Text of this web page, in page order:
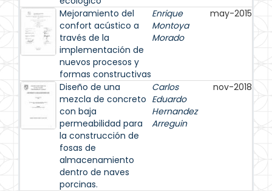
Mejoramiento del
confort acústico a
través de la
implementación de
nuevos procesos y
formas constructivas
Enrique
Montoya
Morado
may-2015
Diseño de una
mezcla de concreto
con baja
permeabilidad para
la construcción de
fosas de
almacenamiento
dentro de naves
porcinas.
Carlos
Eduardo
Hernandez
Arreguin
nov-2018